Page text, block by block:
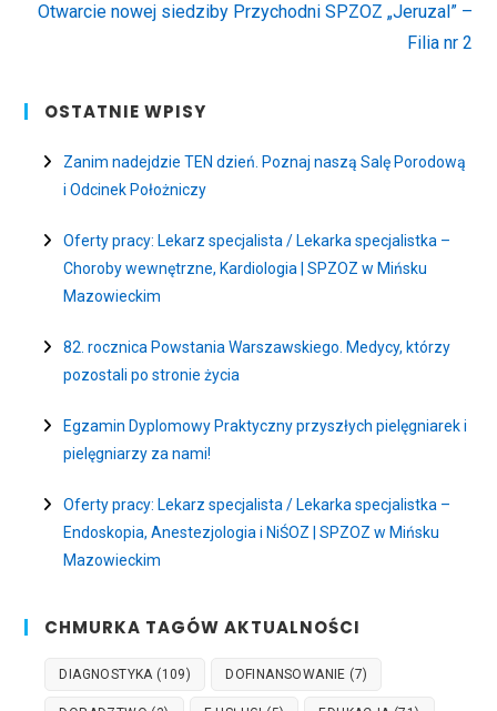
Otwarcie nowej siedziby Przychodni SPZOZ „Jeruzal” –
Filia nr 2
OSTATNIE WPISY
Zanim nadejdzie TEN dzień. Poznaj naszą Salę Porodową
i Odcinek Położniczy
Oferty pracy: Lekarz specjalista / Lekarka specjalistka –
Choroby wewnętrzne, Kardiologia | SPZOZ w Mińsku
Mazowieckim
82. rocznica Powstania Warszawskiego. Medycy, którzy
pozostali po stronie życia
Egzamin Dyplomowy Praktyczny przyszłych pielęgniarek i
pielęgniarzy za nami!
Oferty pracy: Lekarz specjalista / Lekarka specjalistka –
Endoskopia, Anestezjologia i NiŚOZ | SPZOZ w Mińsku
Mazowieckim
CHMURKA TAGÓW AKTUALNOŚCI
DIAGNOSTYKA(109) DOFINANSOWANIE (7)